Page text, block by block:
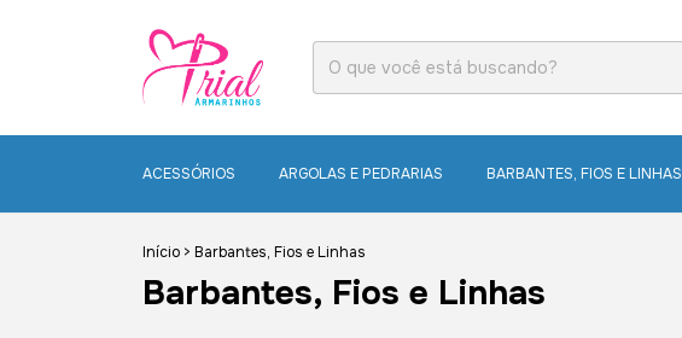
ACESSÓRIOS ARGOLAS E PEDRARIAS BARBANTES, FIOS E LINHAS
Início > Barbantes, Fios e Linhas
Barbantes, Fios e Linhas